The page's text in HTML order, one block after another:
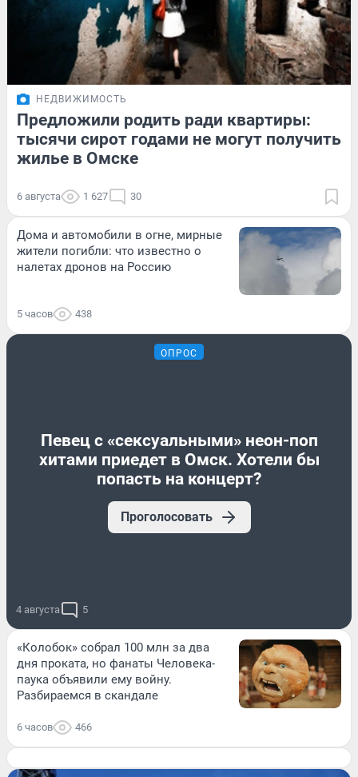
НЕДВИЖИМОСТЬ
Предложили родить ради квартиры:
тысячи сирот годами не могут получить
жилье в Омске
6 августа 1 627 30
Дома и автомобили в огне, мирные
жители погибли: что известно о
налетах дронов на Россию
5 часов 438
ОПРОС
Певец с «сексуальными» неон-поп
хитами приедет в Омск. Хотели бы
попасть на концерт?
Проголосовать
4 августа 5
«Колобок» собрал 100 млн за два
дня проката, но фанаты Человека-
паука объявили ему войну.
Разбираемся в скандале
6 часов 466